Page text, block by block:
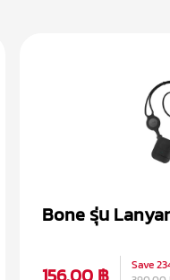
Bone รุ่น
Save